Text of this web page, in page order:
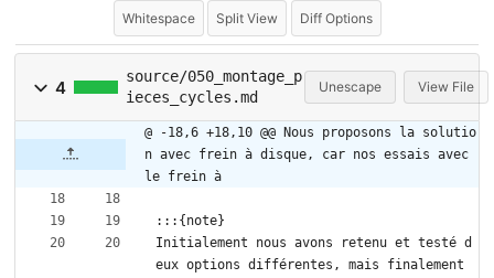
Whitespace Split View Diff Options
4
source/050_montage_p
ieces_cycles.md
Unescape View File
@ -18,6 +18,10 @@ Nous proposons la solutio
n avec frein à disque, car nos essais avec
le frein à
:::{note}
Initialement nous avons retenu et testé d
eux options différentes, mais finalement